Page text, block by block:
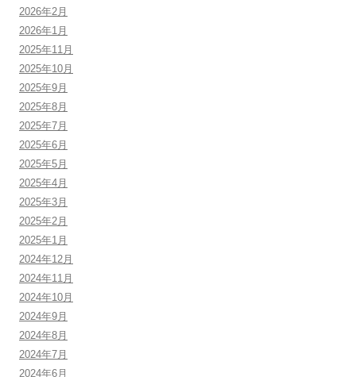
2026年2月
2026年1月
2025年11月
2025年10月
2025年9月
2025年8月
2025年7月
2025年6月
2025年5月
2025年4月
2025年3月
2025年2月
2025年1月
2024年12月
2024年11月
2024年10月
2024年9月
2024年8月
2024年7月
2024年6月